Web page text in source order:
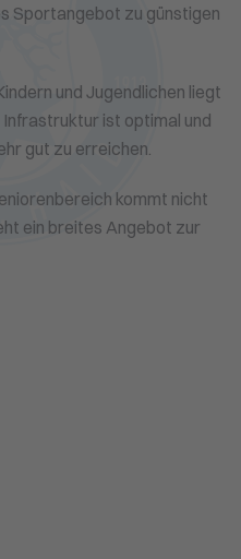
Sportangebot zu günstigen
und Jugendlichen liegt
ist optimal und
gut zu erreichen.
kommt nicht
ein breites Angebot zur